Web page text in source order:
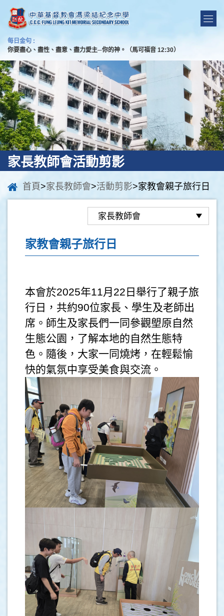
每日金句 :
你要盡心、盡性、盡意、盡力愛主─你的神。（馬可福音 12:30）
家長教師會活動剪影
首頁>家長教師會>活動剪影>家教會親子旅行日
家教會親子旅行日
本會於2025年11月22日舉行了親子旅
行日，共約90位家長、學生及老師出
席。師生及家長們一同參觀塱原自然
生態公園，了解本地的自然生態特
色。隨後，大家一同燒烤，在輕鬆愉
快的氣氛中享受美食與交流。